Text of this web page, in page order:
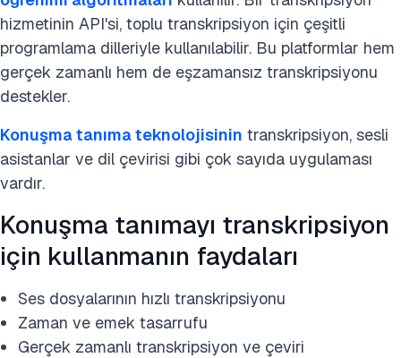
hizmetinin API'si, toplu transkripsiyon için çeşitli
programlama dilleriyle kullanılabilir. Bu platformlar hem
gerçek zamanlı hem de eşzamansız transkripsiyonu
destekler.
Konuşma tanıma teknolojisinin transkripsiyon, sesli
asistanlar ve dil çevirisi gibi çok sayıda uygulaması
vardır.
Konuşma tanımayı transkripsiyon
için kullanmanın faydaları
Ses dosyalarının hızlı transkripsiyonu
Zaman ve emek tasarrufu
Gerçek zamanlı transkripsiyon ve çeviri